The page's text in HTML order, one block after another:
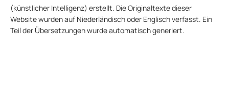
(künstlicher Intelligenz) erstellt. Die Originaltexte dieser
Website wurden auf Niederländisch oder Englisch verfasst. Ein
Teil der Übersetzungen wurde automatisch generiert.